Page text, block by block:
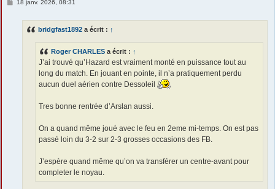
18 janv. 2026, 08:31
bridgfast1892 a écrit : ↑
Roger CHARLES a écrit : ↑
J’ai trouvé qu’Hazard est vraiment monté en puissance tout au
long du match. En jouant en pointe, il n’a pratiquement perdu
aucun duel aérien contre Dessoleil
Tres bonne rentrée d’Arslan aussi.
On a quand même joué avec le feu en 2eme mi-temps. On est pas
passé loin du 3-2 sur 2-3 grosses occasions des FB.
J’espère quand même qu’on va transférer un centre-avant pour
completer le noyau.